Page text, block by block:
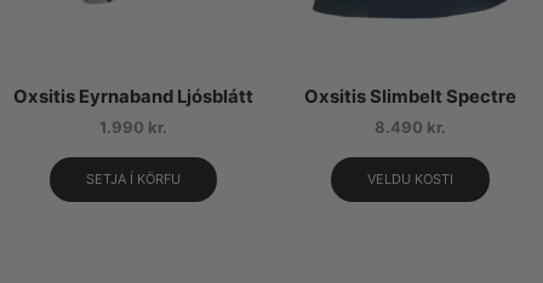
Oxsitis Eyrnaband Ljósblátt
1.990 kr.
SETJA Í KÖRFU
Oxsitis Slimbelt Spectre
8.490 kr.
VELDU KOSTI